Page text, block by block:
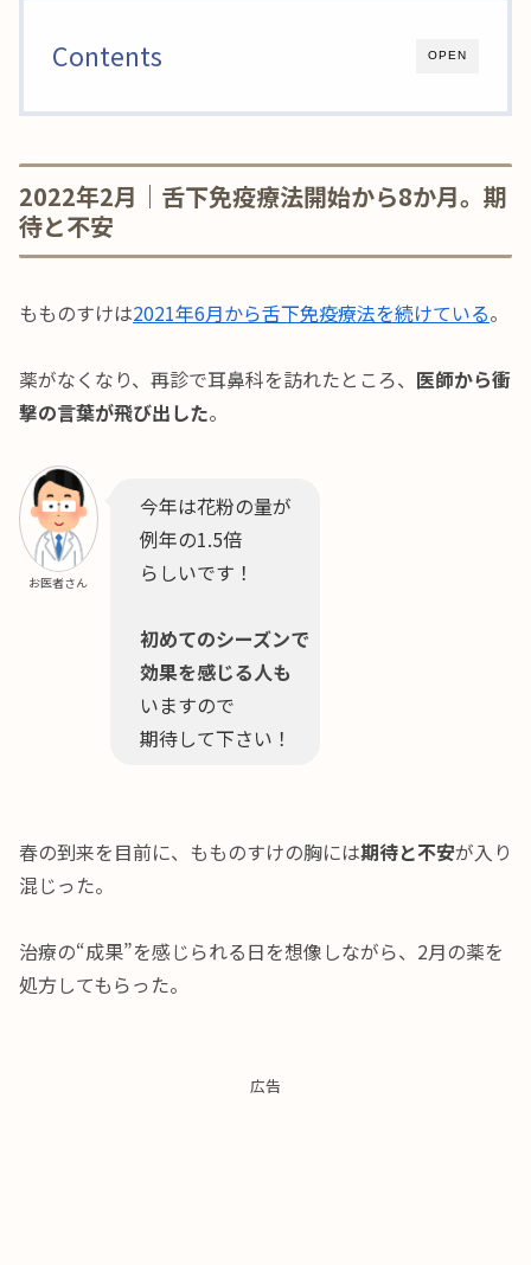
OPEN
Contents
2022年2月｜舌下免疫療法開始から8か月。期
待と不安
もものすけは2021年6月から舌下免疫療法を続けている。
薬がなくなり、再診で耳鼻科を訪れたところ、 医師から衝
撃の言葉が飛び出した。
お医者さん
今年は花粉の量が
例年の1.5倍
らしいです！
初めてのシーズンで
効果を感じる人も
いますので
期待して下さい！
春の到来を目前に、もものすけの胸には期待と不安が入り
混じった。
治療の“成果”を感じられる日を想像しながら、2月の薬を
処方してもらった。
広告